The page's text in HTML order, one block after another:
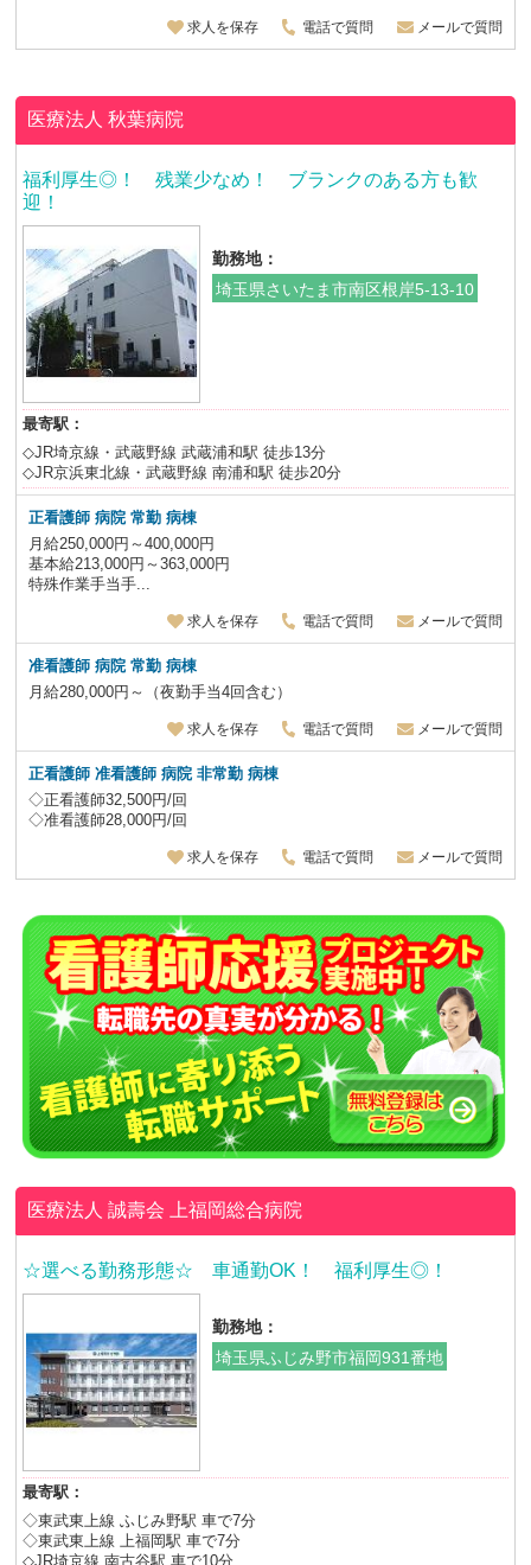
求人を保存 電話で質問 メールで質問
医療法人秋葉病院
福利厚生◎！ 残業少なめ！ ブランクのある方も歓
迎！
勤務地：
埼玉県さいたま市南区根岸5-13-10
最寄駅：
◇JR埼京線・武蔵野線 武蔵浦和駅 徒歩13分
◇JR京浜東北線・武蔵野線 南浦和駅 徒歩20分
正看護師 病院 常勤 病棟
月給250,000円～400,000円
基本給213,000円～363,000円
特殊作業手当手...
求人を保存 電話で質問 メールで質問
准看護師 病院 常勤 病棟
月給280,000円～（夜勤手当4回含む）
求人を保存 電話で質問 メールで質問
正看護師 准看護師 病院 非常勤病棟
◇正看護師32,500円/回
◇准看護師28,000円/回
求人を保存 電話で質問 メールで質問
医療法人 誠壽会 上福岡総合病院
☆選べる勤務形態☆ 車通勤OK！ 福利厚生◎！
勤務地：
埼玉県ふじみ野市福岡931番地
最寄駅：
◇東武東上線 ふじみ野駅 車で7分
◇東武東上線 上福岡駅 車で7分
◇JR埼京線 南古谷駅 車で10分